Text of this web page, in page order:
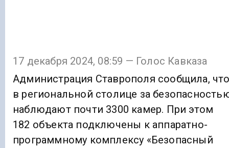
17 декабря 2024, 08:59 — Голос Кавказа
Администрация Ставрополя сообщила,
в региональной столице за
наблюдают почти 3300 камер. При этом
182 объекта подключены к аппаратно-
программному комплексу «Безопасный